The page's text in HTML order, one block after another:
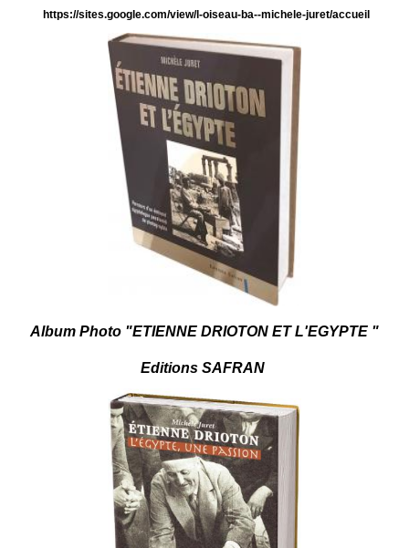
https://sites.google.com/view/l-oiseau-ba--michele-juret/accueil
Album Photo "ETIENNE DRIOTON ET L'EGYPTE "
Editions SAFRAN